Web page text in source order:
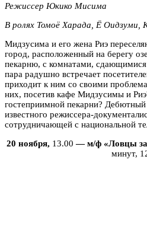
Режиссер Юкико Мисима
В ролях Томоё Харада, Ё Оидзуми,
Мидзусима и его жена Риэ
город, расположенный на берегу
пекарню, с комнатами, сдающимися
пара радушно встречает
приходит к ним со своими
них, посетив кафе Мидзусимы и
гостеприимной пекарни?
известного режиссера-
сотрудничающей с национальной
20 ноября, 13.00 — м/ф «Ловцы
минут,